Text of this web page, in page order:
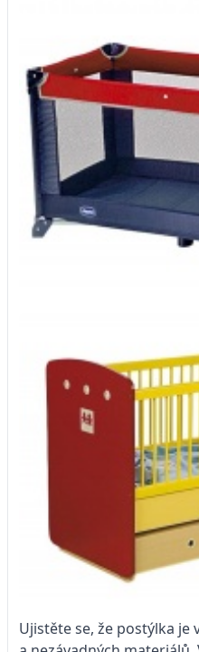
Ujistěte se, že postýlka je